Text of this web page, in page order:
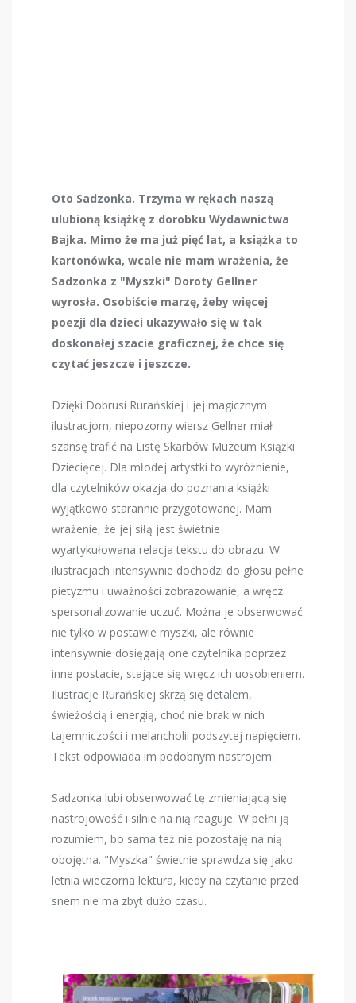
Oto Sadzonka. Trzyma w rękach naszą
ulubioną książkę z dorobku Wydawnictwa
Bajka. Mimo że ma już pięć lat, a książka to
kartonówka, wcale nie mam wrażenia, że
Sadzonka z "Myszki" Doroty Gellner
wyrosła. Osobiście marzę, żeby więcej
poezji dla dzieci ukazywało się w tak
doskonałej szacie graficznej, że chce się
czytać jeszcze i jeszcze.
Dzięki Dobrusi Rurańskiej i jej magicznym
ilustracjom, niepozorny wiersz Gellner miał
szansę trafić na Listę Skarbów Muzeum Książki
Dziecięcej. Dla młodej artystki to wyróżnienie,
dla czytelników okazja do poznania książki
wyjątkowo starannie przygotowanej. Mam
wrażenie, że jej siłą jest świetnie
wyartykułowana relacja tekstu do obrazu. W
ilustracjach intensywnie dochodzi do głosu pełne
pietyzmu i uważności zobrazowanie, a wręcz
spersonalizowanie uczuć. Można je obserwować
nie tylko w postawie myszki, ale równie
intensywnie dosięgają one czytelnika poprzez
inne postacie, stające się wręcz ich uosobieniem.
Ilustracje Rurańskiej skrzą się detalem,
świeżością i energią, choć nie brak w nich
tajemniczości i melancholii podszytej napięciem.
Tekst odpowiada im podobnym nastrojem.
Sadzonka lubi obserwować tę zmieniającą się
nastrojowość i silnie na nią reaguje. W pełni ją
rozumiem, bo sama też nie pozostaję na nią
obojętna. "Myszka" świetnie sprawdza się jako
letnia wieczorna lektura, kiedy na czytanie przed
snem nie ma zbyt dużo czasu.